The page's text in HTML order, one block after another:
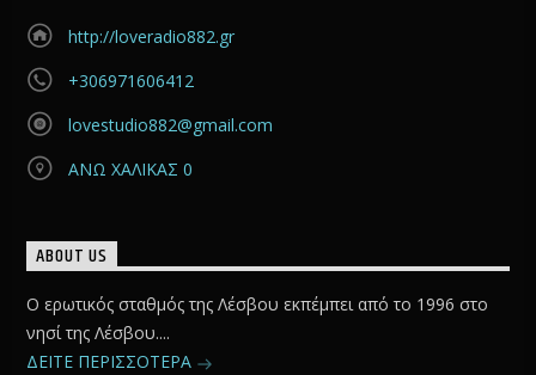
http://loveradio882.gr
+306971606412
lovestudio882@gmail.com
ΑΝΩ ΧΑΛΙΚΑΣ 0
ABOUT US
Ο ερωτικός σταθμός της Λέσβου εκπέμπει από το 1996 στο
νησί της Λέσβου....
ΔΕΙΤΕ ΠΕΡΙΣΣΟΤΕΡΑ